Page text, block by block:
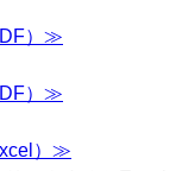
）≫
）≫
）≫